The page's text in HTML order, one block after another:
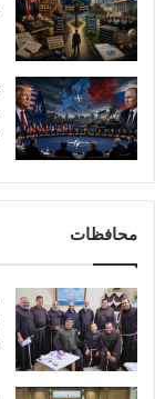
محافظات